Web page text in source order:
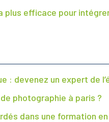
plus efficace pour
: devenez un expert de
photographie à paris ?
dans une formation